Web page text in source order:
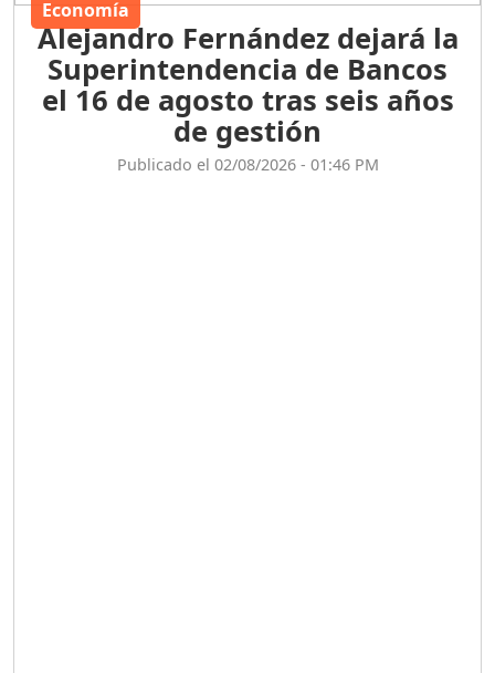
Economía
Alejandro Fernández dejará la
Superintendencia de Bancos
el 16 de agosto tras seis años
de gestión
Publicado el 02/08/2026 - 01:46 PM